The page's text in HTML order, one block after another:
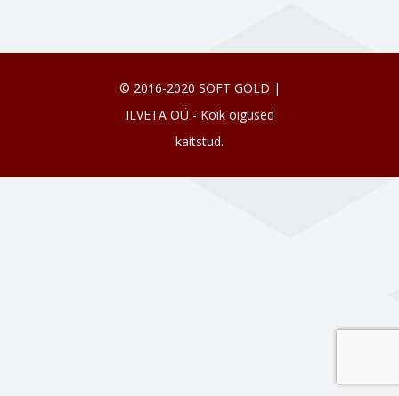
© 2016-2020 SOFT GOLD |
ILVETA OÜ - Kõik õigused
kaitstud.